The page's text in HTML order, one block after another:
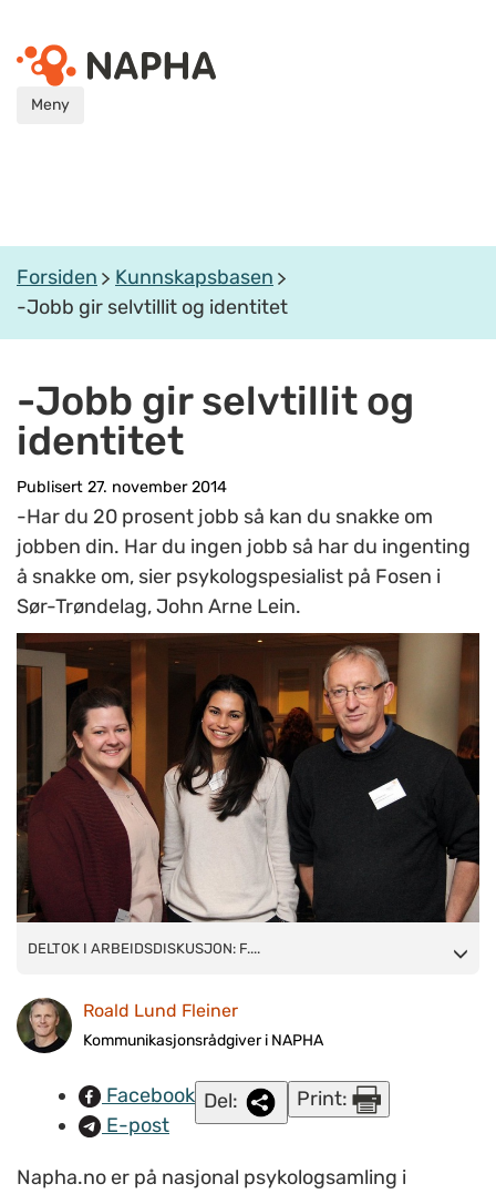
Meny
Forsiden
Kunnskapsbasen
-Jobb gir selvtillit og identitet
-Jobb gir selvtillit og
identitet
Publisert 27. november 2014
-Har du 20 prosent jobb så kan du snakke om
jobben din. Har du ingen jobb så har du ingenting
å snakke om, sier psykologspesialist på Fosen i
Sør-Trøndelag, John Arne Lein.
DELTOK I ARBEIDSDISKUSJON: F.v. kommunepsykologene
Roald Lund Fleiner/NAPHA.
DELTOK I ARBEIDSDISKUSJON: F....
Roald Lund Fleiner
Kommunikasjonsrådgiver i NAPHA
Facebook
E-post
Del: Print:
Napha.no er på nasjonal psykologsamling i